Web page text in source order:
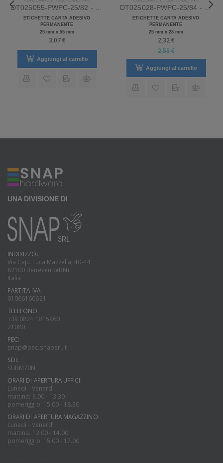
DT025055-PWPC-25/82 - Etichette SQC S-DESK-PD Carta
ETICHETTE CARTA ADESIVO
PERMANENTE
25 mm x 55 mm
3,07 €
Aggiungi al carrello
DT025028-PWPC-25/84 - Etichette SQC S-DESK-PD Carta
ETICHETTE CARTA ADESIVO
PERMANENTE
25 mm x 28 mm
2,32 €
2,53 €
Aggiungi al carrello
UNA DIVISIONE DI
INDIRIZZO:
Via Cap. Luca Mazzella, 40-44
82100 Benevento(BN)
Italia
PARTITA IVA:
01066160621
TELEFONO:
+39 0824 1815960
21080
PEC:
snap@pec.snapsrl.it
SDI:
SUBM70N
ORARI DI APERTURA UFFICI:
Lunedi - Venerdì
mattina: 9.00 - 13.30
pomeriggio: 15.00 - 18.30
ORARI DI APERTURA MAGAZZINO:
Lunedi - Venerdì
mattina: 12.00 - 14.00
pomeriggio: 15.00 - 17.00